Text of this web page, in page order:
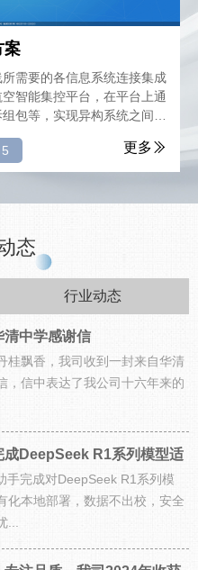
案
需要的各信息系统连接集成
智能集控平台，在平台上通
包等，实现异构系统之间快
，应对各种高负荷与异常情
理应简单直观，确保没有编
更多
5
态
行业动态
清中学感谢信
桂飘香，我司收到一封来自华清
，信中表达了我公司十六年来的
成DeepSeek R1系列模型适
能外事新篇章
手完成对DeepSeek R1系列模
化本地部署，数据不出校，安全
...